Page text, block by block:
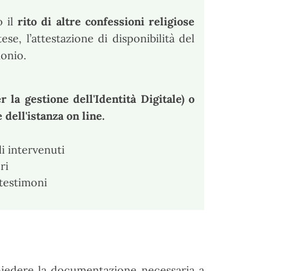
ilrito di altre confessioni religiose
l’attestazione di disponibilità del
la gestione dell'Identità Digitale) o
dell'istanza on line.
intervenuti